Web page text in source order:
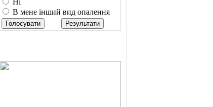
Ні
В мене інший вид опалення